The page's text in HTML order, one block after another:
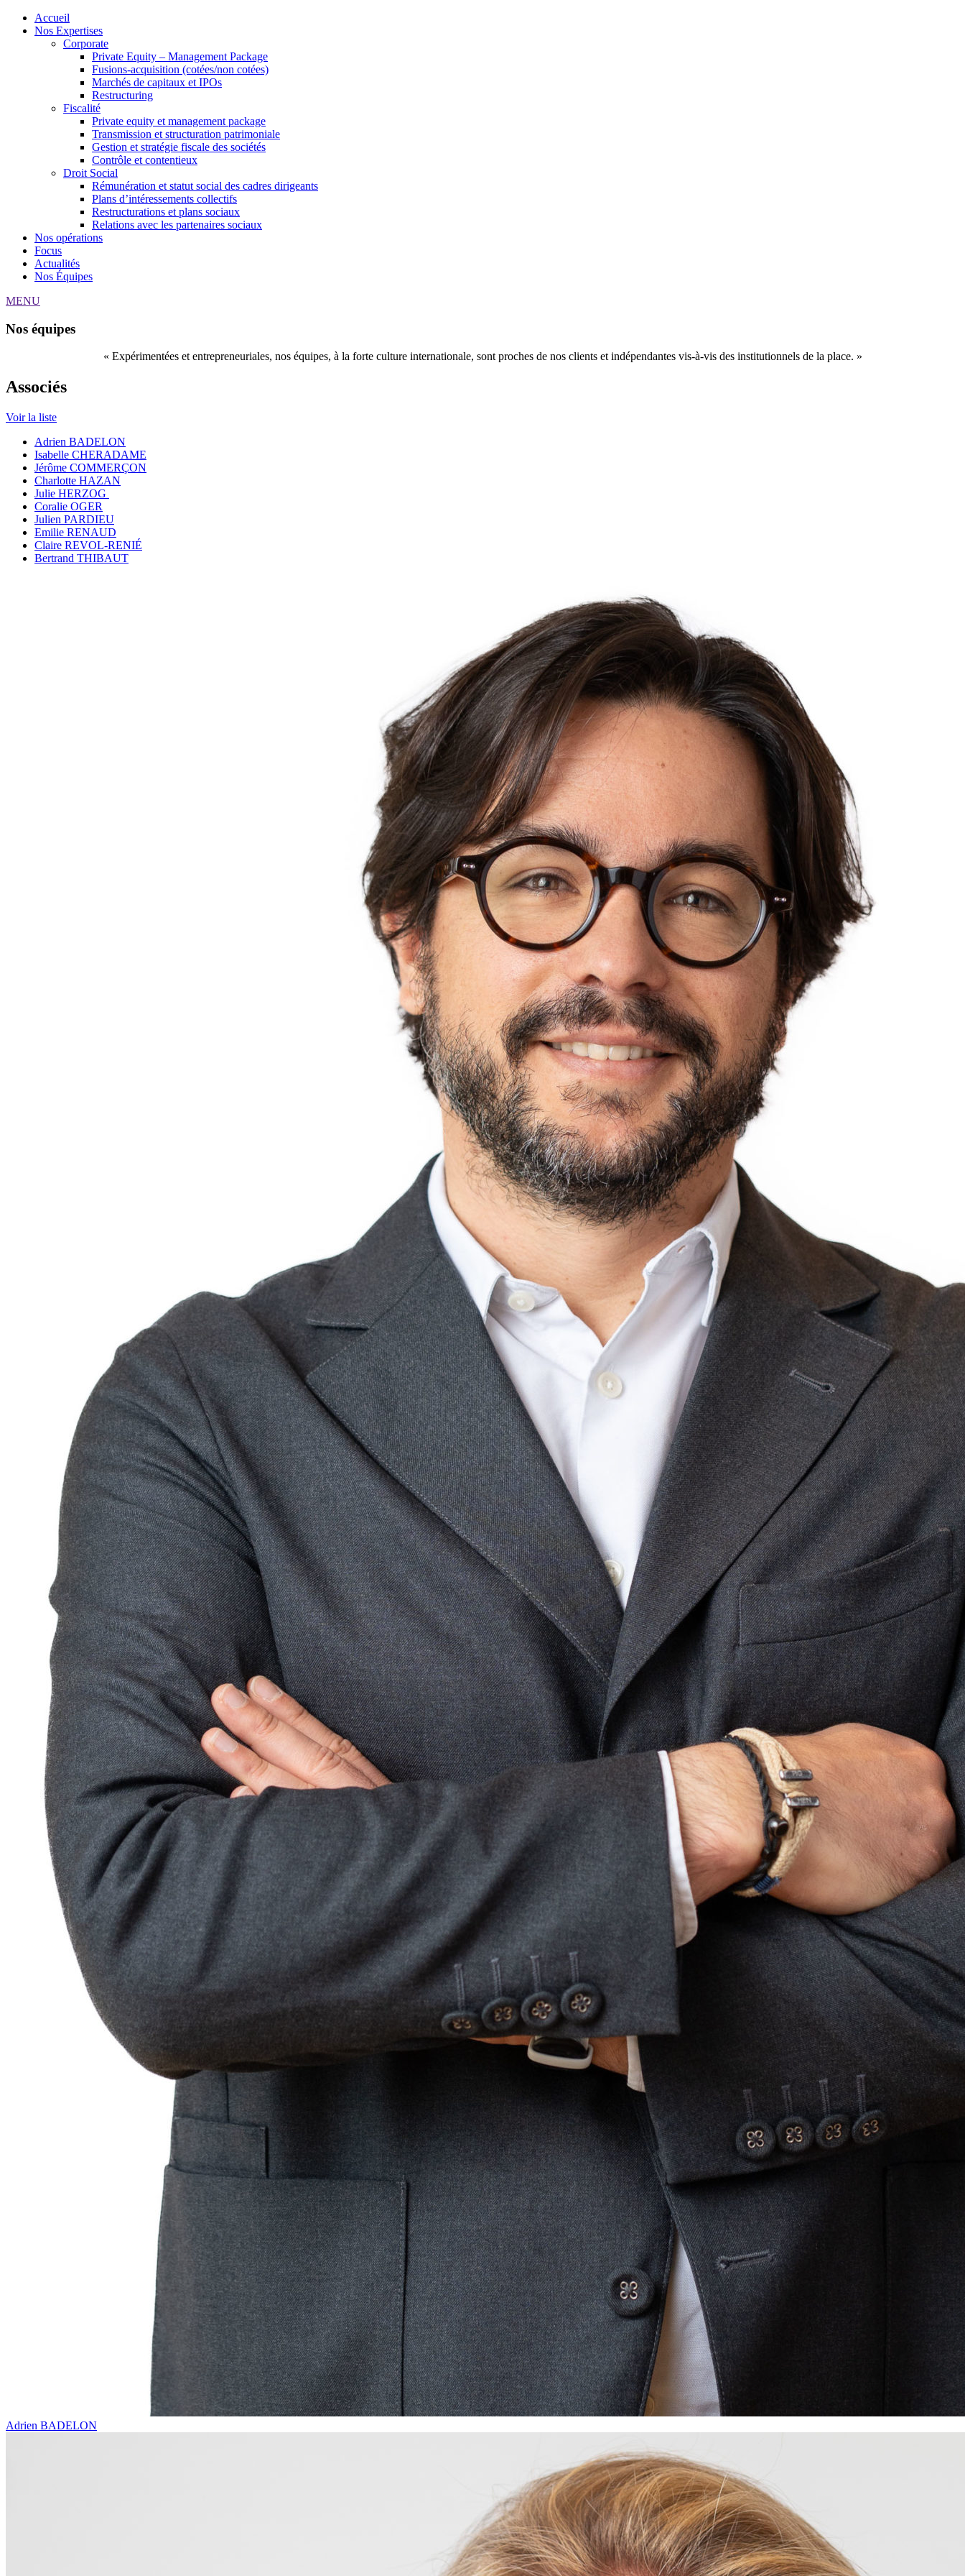
Accueil
Nos Expertises
Corporate
Private Equity – Management Package
Fusions-acquisition (cotées/non cotées)
Marchés de capitaux et IPOs
Restructuring
Fiscalité
Private equity et management package
Transmission et structuration patrimoniale
Gestion et stratégie fiscale des sociétés
Contrôle et contentieux
Droit Social
Rémunération et statut social des cadres dirigeants
Plans d’intéressements collectifs
Restructurations et plans sociaux
Relations avec les partenaires sociaux
Nos opérations
Focus
Actualités
Nos Équipes
MENU
Nos équipes
« Expérimentées et entrepreneuriales, nos équipes, à la forte culture internationale, sont proches de nos clients et indépendantes vis-à-vis des institutionnels de la place. »
Associés
Voir la liste
Adrien BADELON
Isabelle CHERADAME
Jérôme COMMERÇON
Charlotte HAZAN
Julie HERZOG
Coralie OGER
Julien PARDIEU
Emilie RENAUD
Claire REVOL-RENIÉ
Bertrand THIBAUT
Adrien BADELON